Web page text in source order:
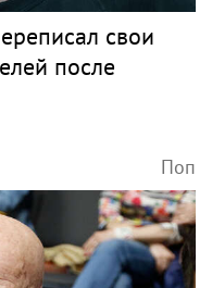
свои
после
Поп